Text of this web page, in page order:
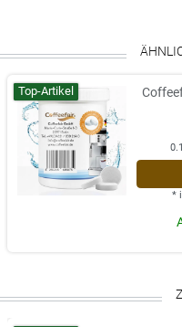
Top-Artikel
*